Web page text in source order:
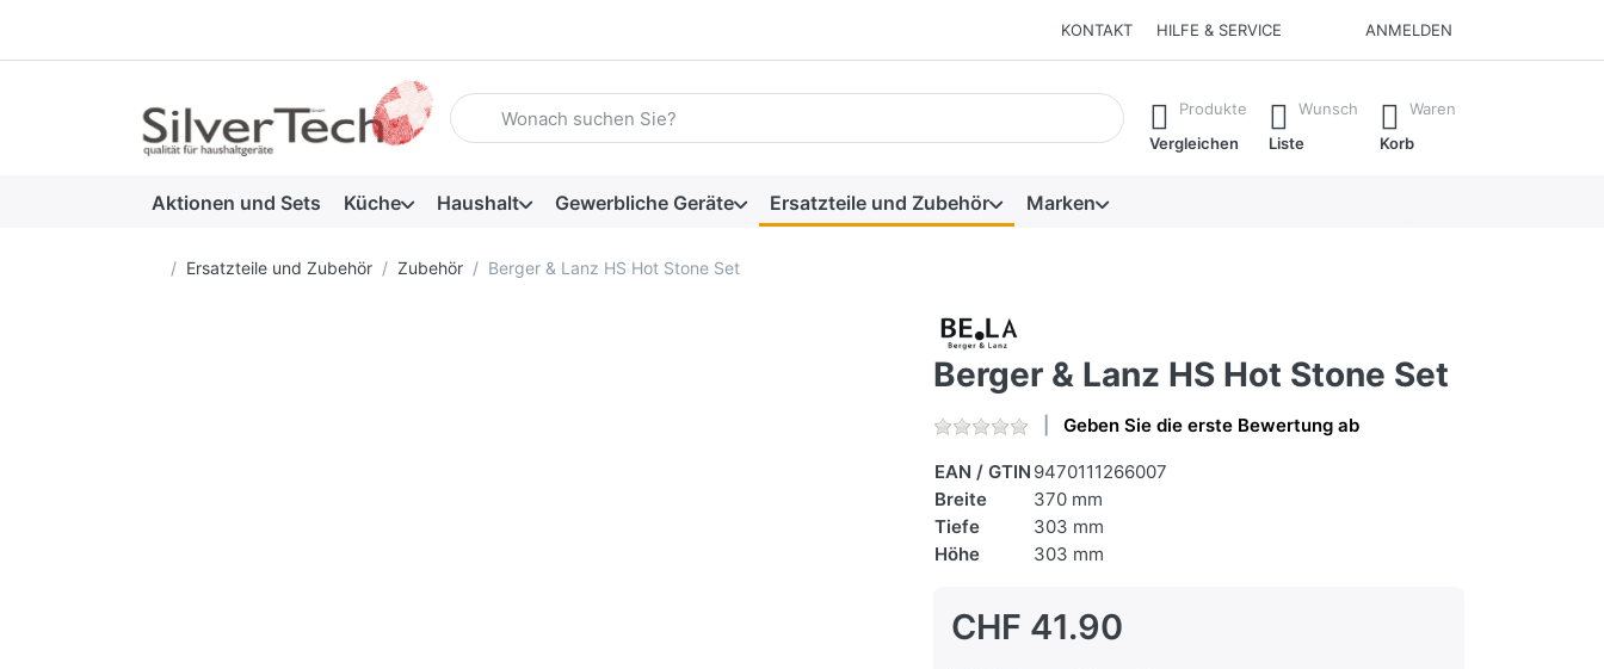
KONTAKT HILFE & SERVICE ANMELDEN
Geben Sie einen Suchbegriff ein. Während Sie tippen, erscheinen automatisch erste Ergebnisse. Drücken Sie die Eingabetaste, um alle
Produkte
Vergleichen
Wunsch
Liste
Waren
Korb
Aktionen und Sets Küche Haushalt Gewerbliche Geräte Ersatzteile und Zubehör Marken
Startseite
Ersatzteile und Zubehör Zubehör Berger & Lanz HS Hot Stone Set
Berger & Lanz HS Hot Stone Set
Geben Sie die erste Bewertung ab
EAN / GTIN 9470111266007
Breite
370 mm
Tiefe
303 mm
Höhe
303 mm
CHF 41.90